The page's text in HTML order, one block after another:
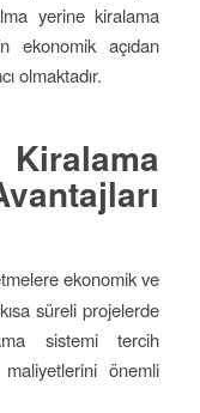
yerine kiralama
ekonomik açıdan
olmaktadır.
ekonomik ve
süreli projelerde
sistemi tercih
önemli